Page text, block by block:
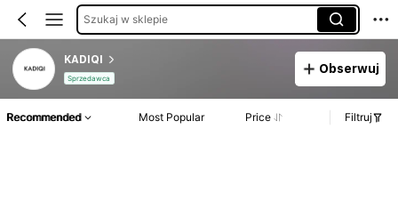
Szukaj w sklepie
KADIQI
Sprzedawca
Obserwuj
Recommended Most Popular Price Filtruj